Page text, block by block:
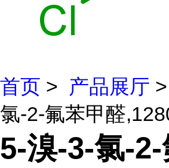
首页 > 产品展厅
氯-2-氟苯甲醛
5-溴-3-氯-2-